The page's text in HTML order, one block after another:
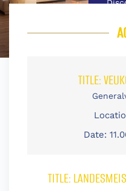
TITLE:
Date:
TITLE: